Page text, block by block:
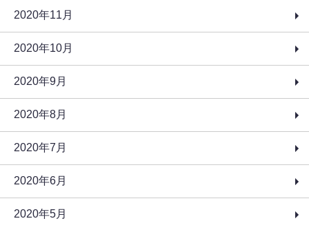
2020年11月
2020年10月
2020年9月
2020年8月
2020年7月
2020年6月
2020年5月